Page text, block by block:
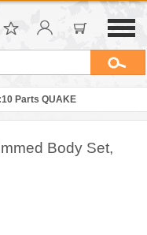
Parts QUAKE
Body Set,